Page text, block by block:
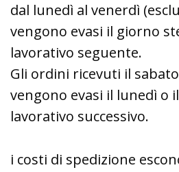
dal lunedì al venerdì
vengono evasi il giorno
lavorativo seguente.
Gli ordini ricevuti il
vengono evasi il lunedì o
lavorativo successivo.
i costi di spedizione